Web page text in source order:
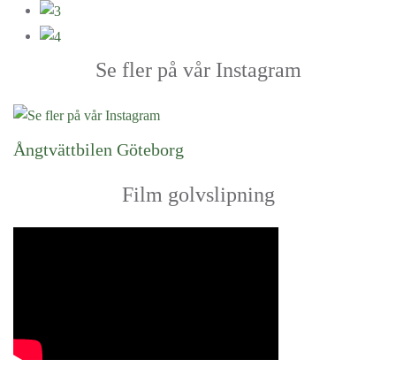
Se fler på vår Instagram
Ångtvättbilen Göteborg
Film golvslipning